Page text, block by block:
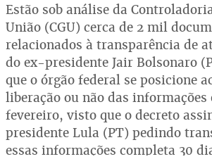
Estão sob análise da
União (CGU) cerca de 2 mil
relacionados à transparência de
do ex-presidente Jair Bolsonaro
que o órgão federal se posicione
liberação ou não das informações
fevereiro, visto que o decreto
presidente Lula (PT) pedindo
essas informações completa 30